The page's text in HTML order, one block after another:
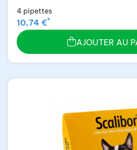
4 pipettes
10,74 €*
AJOUTER AU